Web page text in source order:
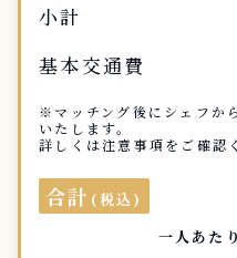
小計
基本交通費
※マッチング後にシェフか
いたします。
詳しくは注意事項をご確認
合計 (税込)
一人あたり